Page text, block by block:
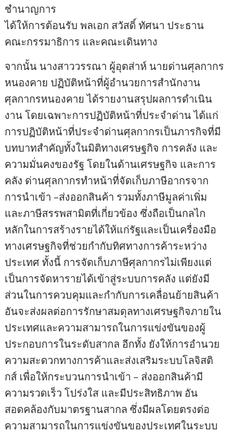
ชำนาญการ
ได้ให้การต้อนรับ พลเอก สวัสดิ์ ทัศนา ประธาน
คณะกรรมาธิการ และคณะเดินทาง
จากนั้น นางสาววรรณา ผู้อุตส่าห์ นายด่านศุลกากร
หนองคาย ปฏิบัติหน้าที่ผู้อำนวยการสำนักงาน
ศุลกากรหนองคาย ได้รายงานสรุปผลการดำเนิน
งาน โดยเฉพาะการปฏิบัติหน้าที่ประจำด่าน ได้แก่
การปฏิบัติหน้าที่ประจำด่านศุลกากรเป็นภารกิจที่มี
บทบาทสำคัญทั้งในมิติทางเศรษฐกิจ การคลัง และ
ความมั่นคงของรัฐ โดยในด้านเศรษฐกิจ และการ
คลัง ด่านศุลกากรทำหน้าที่จัดเก็บภาษีอากรจาก
การนำเข้า –ส่งออกสินค้า รวมทั้งภาษีมูลค่าเพิ่ม
และภาษีสรรพสามิตที่เกี่ยวข้อง ซึ่งถือเป็นกลไก
หลักในการสร้างรายได้ให้แก่รัฐและเป็นเครื่องมือ
ทางเศรษฐกิจที่ช่วยกำกับทิศทางการค้าระหว่าง
ประเทศ ทั้งนี้ การจัดเก็บภาษีศุลกากรไม่เพียงแต่
เป็นการจัดหารายได้เข้าสู่ระบบการคลัง แต่ยังมี
ส่วนในการควบคุมและกำกับการเคลื่อนย้ายสินค้า
อันจะส่งผลต่อการรักษาสมดุลทางเศรษฐกิจภายใน
ประเทศและความสามารถในการแข่งขันของผู้
ประกอบการในระดับสากล อีกทั้ง ยังให้การอำนวย
ความสะดวกทางการค้าและส่งเสริมระบบโลจิสติ
กส์ เพื่อให้กระบวนการนำเข้า – ส่งออกสินค้ามี
ความรวดเร็ว โปร่งใส และมีประสิทธิภาพ อัน
สอดคล้องกับมาตรฐานสากล ซึ่งมีผลโดยตรงต่อ
ความสามารถในการแข่งขันของประเทศในระบบ